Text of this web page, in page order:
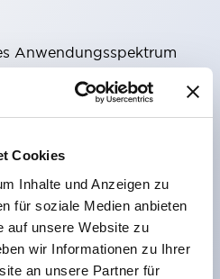
Cookies
Inhalte und Anzeigen zu
für soziale Medien anbieten
auf unsere Website zu
wir Informationen zu Ihrer
an unsere Partner für
Anwendungsspektrum
bis zum FA-Bereich
mit integriertem
vollständig verfügbar
Entspricht EN (Europa)
(außer Anzeigeleuchten).